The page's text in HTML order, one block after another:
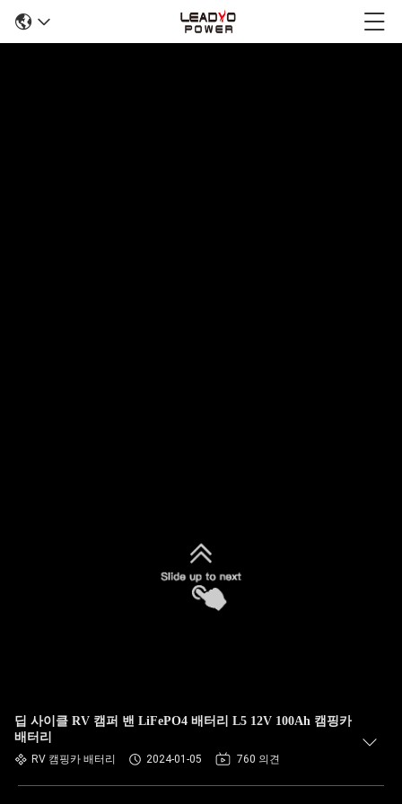
딥 사이클 RV 캠퍼 밴 LiFePO4 배터리 L5 12V 100Ah 캠핑카
배터리
RV 캠핑카 배터리 2024-01-05 760 의견